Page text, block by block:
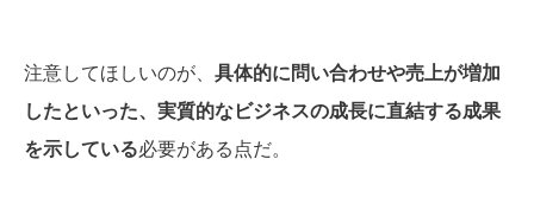
注意してほしいのが、 具体的に問い合わせや売上が増加
したといった、実質的なビジネスの成長に直結する成果
を示している必要がある点だ。